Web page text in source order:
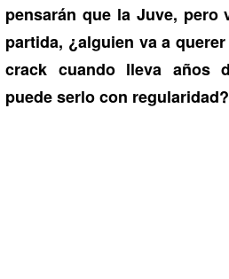
pensarán que la Juve, pero
partida, ¿alguien va a
crack cuando lleva años
puede serlo con regularidad?